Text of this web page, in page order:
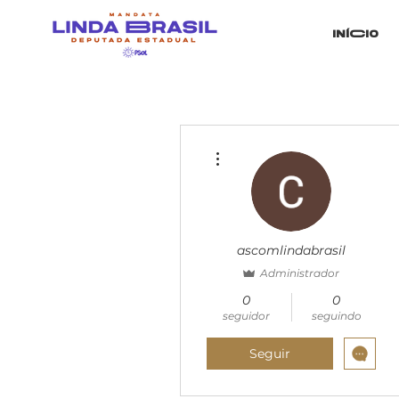
iníCio
ascomlindabrasil
Administrador
0
seguidor
0
seguindo
Seguir